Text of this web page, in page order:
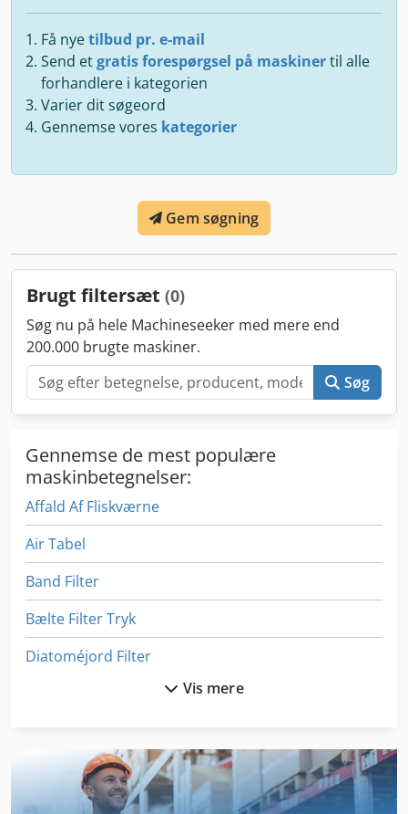
Få nyetilbud pr. e-mail
Send etgratis forespørgsel på maskinertil alle
forhandlere i kategorien
Varier dit søgeord
Gennemse vores kategorier
Gem søgning
Brugt filtersæt (0)
Søg nu på hele Machineseeker med mere end
200.000 brugte maskiner.
Søg
Gennemse de mest populære
maskinbetegnelser:
Affald Af Fliskværne
Air Tabel
Band Filter
Bælte Filter Tryk
Diatoméjord Filter
Filter Tæppe
Vis mere